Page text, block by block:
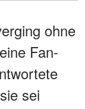
ohne
Fan-
sei